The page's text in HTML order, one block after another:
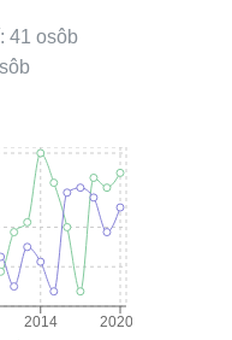
41 osôb
2014 2020